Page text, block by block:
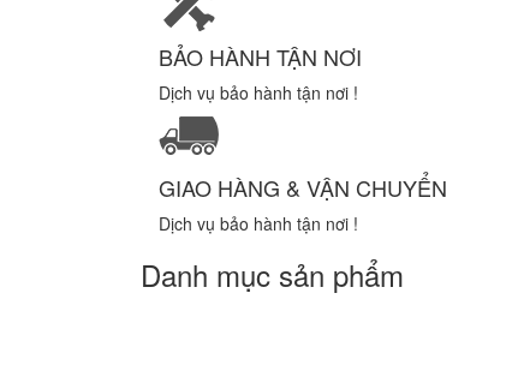
BẢO HÀNH TẬN NƠI
Dịch vụ bảo hành tận nơi !
GIAO HÀNG & VẬN CHUYỂN
Dịch vụ bảo hành tận nơi !
Danh mục sản phẩm